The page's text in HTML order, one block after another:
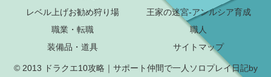
レベル上げお勧め狩り場
王家の迷宮-アンルシア育成
職業・転職
職人
装備品・道具
サイトマップ
© 2013 ドラクエ10攻略｜サポート仲間で一人ソロプレイ日記by